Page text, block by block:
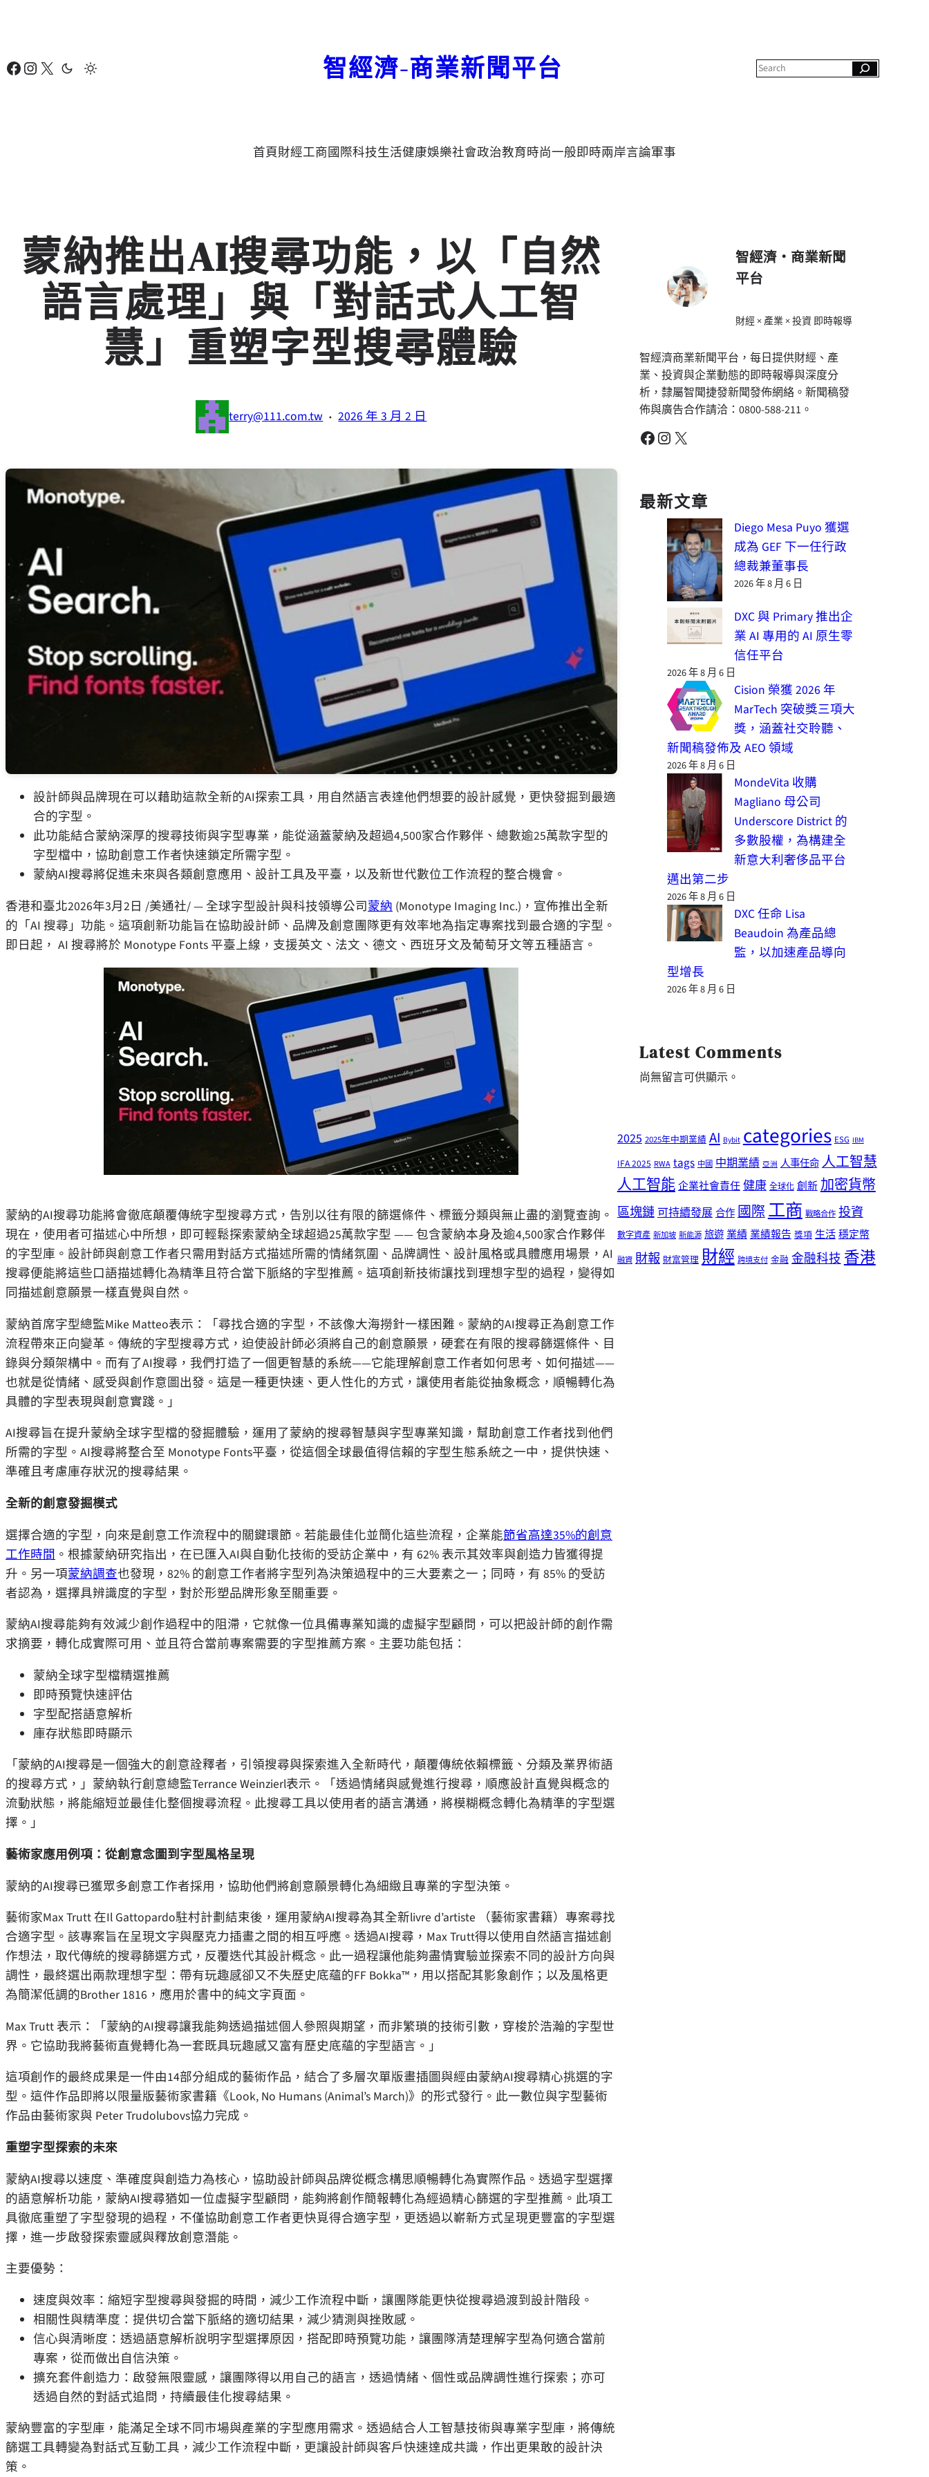
要
Facebook Instagram X 智經濟-商業新聞平台
c
首頁財經工商國際科技生活健康娛樂社會政治教育時尚一般即時兩岸言論軍事
蒙納推出AI搜尋功能，以「自然
語言處理」與「對話式人工智
慧」重塑字型搜尋體驗
terry@111.com.tw · 2026 年 3 月 2 日
設計師與品牌現在可以藉助這款全新的AI探索工具，用自然語言表達他們想要的設計感覺，更快發掘到最適
合的字型。
此功能結合蒙納深厚的搜尋技術與字型專業，能從涵蓋蒙納及超過4,500家合作夥伴、總數逾25萬款字型的
字型檔中，協助創意工作者快速鎖定所需字型。
蒙納AI搜尋將促進未來與各類創意應用、設計工具及平臺，以及新世代數位工作流程的整合機會。
香港和臺北2026年3月2日 /美通社/ — 全球字型設計與科技領導公司蒙納 (Monotype Imaging Inc.)，宣佈推出全新
的「AI 搜尋」功能。這項創新功能旨在協助設計師、品牌及創意團隊更有效率地為指定專案找到最合適的字型。
即日起， AI 搜尋將於 Monotype Fonts 平臺上線，支援英文、法文、德文、西班牙文及葡萄牙文等五種語言。
蒙納的AI搜尋功能將會徹底顛覆傳統字型搜尋方式，告別以往有限的篩選條件、標籤分類與無止盡的瀏覽查詢。
現在，使用者可描述心中所想，即可輕鬆探索蒙納全球超過25萬款字型 —— 包含蒙納本身及逾4,500家合作夥伴
的字型庫。設計師與創意工作者只需用對話方式描述所需的情緒氛圍、品牌調性、設計風格或具體應用場景，AI
搜尋便能將這些口語描述轉化為精準且符合當下脈絡的字型推薦。這項創新技術讓找到理想字型的過程，變得如
同描述創意願景一樣直覺與自然。
蒙納首席字型總監Mike Matteo表示：「尋找合適的字型，不該像大海撈針一樣困難。蒙納的AI搜尋正為創意工作
流程帶來正向變革。傳統的字型搜尋方式，迫使設計師必須將自己的創意願景，硬套在有限的搜尋篩選條件、目
錄與分類架構中。而有了AI搜尋，我們打造了一個更智慧的系統——它能理解創意工作者如何思考、如何描述——
也就是從情緒、感受與創作意圖出發。這是一種更快速、更人性化的方式，讓使用者能從抽象概念，順暢轉化為
具體的字型表現與創意實踐。」
AI搜尋旨在提升蒙納全球字型檔的發掘體驗，運用了蒙納的搜尋智慧與字型專業知識，幫助創意工作者找到他們
所需的字型。AI搜尋將整合至 Monotype Fonts平臺，從這個全球最值得信賴的字型生態系統之一中，提供快速、
準確且考慮庫存狀況的搜尋結果。
全新的創意發掘模式
選擇合適的字型，向來是創意工作流程中的關鍵環節。若能最佳化並簡化這些流程，企業能節省高達35%的創意
工作時間 。根據蒙納研究指出，在已匯入AI與自動化技術的受訪企業中，有 62% 表示其效率與創造力皆獲得提
升。另一項蒙納調查也發現，82% 的創意工作者將字型列為決策過程中的三大要素之一；同時，有 85% 的受訪
者認為，選擇具辨識度的字型，對於形塑品牌形象至關重要。
蒙納AI搜尋能夠有效減少創作過程中的阻滯，它就像一位具備專業知識的虛擬字型顧問，可以把設計師的創作需
求摘要，轉化成實際可用、並且符合當前專案需要的字型推薦方案。主要功能包括：
蒙納全球字型檔精選推薦
即時預覽快速評估
字型配搭語意解析
庫存狀態即時顯示
「蒙納的AI搜尋是一個強大的創意詮釋者，引領搜尋與探索進入全新時代，顛覆傳統依賴標籤、分類及業界術語
的搜尋方式，」蒙納執行創意總監Terrance Weinzierl表示。「透過情緒與感覺進行搜尋，順應設計直覺與概念的
流動狀態，將能縮短並最佳化整個搜尋流程。此搜尋工具以使用者的語言溝通，將模糊概念轉化為精準的字型選
擇。」
藝術家應用例項：從創意念圖到字型風格呈現
蒙納的AI搜尋已獲眾多創意工作者採用，協助他們將創意願景轉化為細緻且專業的字型決策。
藝術家Max Trutt 在Il Gattopardo駐村計劃結束後，運用蒙納AI搜尋為其全新livre d’artiste （藝術家書籍）專案尋找
合適字型。該專案旨在呈現文字與壓克力插畫之間的相互呼應。透過AI搜尋，Max Trutt得以使用自然語言描述創
作想法，取代傳統的搜尋篩選方式，反覆迭代其設計概念。此一過程讓他能夠盡情實驗並探索不同的設計方向與
調性，最終選出兩款理想字型：帶有玩趣感卻又不失歷史底蘊的FF Bokka™，用以搭配其影象創作；以及風格更
為簡潔低調的Brother 1816，應用於書中的純文字頁面。
Max Trutt 表示：「蒙納的AI搜尋讓我能夠透過描述個人參照與期望，而非繁瑣的技術引數，穿梭於浩瀚的字型世
界。它協助我將藝術直覺轉化為一套既具玩趣感又富有歷史底蘊的字型語言。」
這項創作的最終成果是一件由14部分組成的藝術作品，結合了多層次單版畫插圖與經由蒙納AI搜尋精心挑選的字
型。這件作品即將以限量版藝術家書籍《Look, No Humans (Animal’s March)》的形式發行。此一數位與字型藝術
作品由藝術家與 Peter Trudolubovs協力完成。
重塑字型探索的未來
蒙納AI搜尋以速度、準確度與創造力為核心，協助設計師與品牌從概念構思順暢轉化為實際作品。透過字型選擇
的語意解析功能，蒙納AI搜尋猶如一位虛擬字型顧問，能夠將創作簡報轉化為經過精心篩選的字型推薦。此項工
具徹底重塑了字型發現的過程，不僅協助創意工作者更快覓得合適字型，更透過以嶄新方式呈現更豐富的字型選
擇，進一步啟發探索靈感與釋放創意潛能。
主要優勢：
速度與效率：縮短字型搜尋與發掘的時間，減少工作流程中斷，讓團隊能更快從搜尋過渡到設計階段。
相關性與精準度：提供切合當下脈絡的適切結果，減少猜測與挫敗感。
信心與清晰度：透過語意解析說明字型選擇原因，搭配即時預覽功能，讓團隊清楚理解字型為何適合當前
專案，從而做出自信決策。
擴充套件創造力：啟發無限靈感，讓團隊得以用自己的語言，透過情緒、個性或品牌調性進行探索；亦可
透過自然的對話式追問，持續最佳化搜尋結果。
蒙納豐富的字型庫，能滿足全球不同市場與產業的字型應用需求。透過結合人工智慧技術與專業字型庫，將傳統
篩選工具轉變為對話式互動工具，減少工作流程中斷，更讓設計師與客戶快速達成共識，作出更果敢的設計決
策。
智經濟・商業新聞
平台
財經 × 產業 × 投資 即時報導
智經濟商業新聞平台，每日提供財經、產
業、投資與企業動態的即時報導與深度分
析，隸屬智聞捷發新聞發佈網絡。新聞稿發
佈與廣告合作請洽：0800-588-211。
Facebook Instagram X
最新文章
Diego Mesa Puyo 獲選
成為 GEF 下一任行政
總裁兼董事長
2026 年 8 月 6 日
DXC 與 Primary 推出企
業 AI 專用的 AI 原生零
信任平台
2026 年 8 月 6 日
Cision 榮獲 2026 年
MarTech 突破獎三項大
獎，涵蓋社交聆聽、
新聞稿發佈及 AEO 領域
2026 年 8 月 6 日
MondeVita 收購
Magliano 母公司
Underscore District 的
多數股權，為構建全
新意大利奢侈品平台
邁出第二步
2026 年 8 月 6 日
DXC 任命 Lisa
Beaudoin 為產品總
監，以加速產品導向
型增長
2026 年 8 月 6 日
Latest Comments
尚無留言可供顯示。
2025 2025年中期業績 AI Bybit categories ESG IBM
IFA 2025 RWA tags 中國 中期業績 亞洲 人事任命人工智慧
人工智能企業社會責任健康 全球化 創新 加密貨幣
區塊鏈可持續發展合作國際工商 戰略合作 投資
數字資產 新加坡 新能源 旅遊業績業績報告 獎項 生活穩定幣
融資 財報 財富管理 財經 跨境支付 金融 金融科技香港